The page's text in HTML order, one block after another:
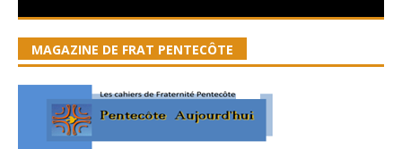
MAGAZINE DE FRAT PENTECÔTE